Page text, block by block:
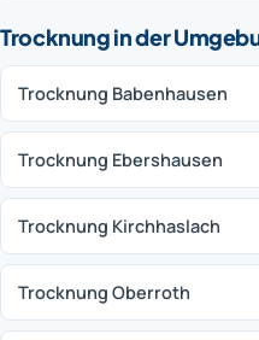
Trocknung in der
Trocknung Babenhausen
Trocknung Ebershausen
Trocknung Kirchhaslach
Trocknung Oberroth